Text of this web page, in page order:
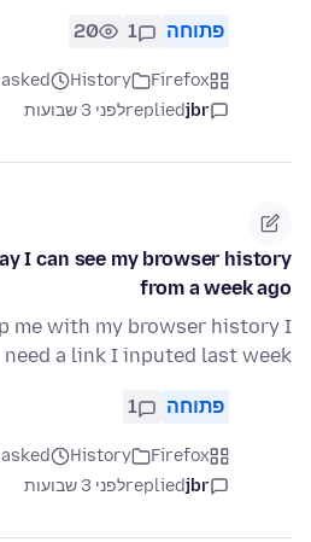
פתוחה 1
20
Firefox
History
asked לפני 3 שבועות
jbr
repliedלפני 3 שבועות
I can see my browser history
from a week ago
me with my browser history I
need a link I inputed last week
פתוחה 1
Firefox
History
asked לפני 3 שבועות
jbr
repliedלפני 3 שבועות